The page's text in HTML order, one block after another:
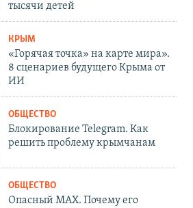
тысячи детей
КРЫМ
«Горячая точка» на карте мира».
8 сценариев будущего Крыма от
ИИ
ОБЩЕСТВО
Блокирование Telegram. Как
решить проблему крымчанам
ОБЩЕСТВО
Опасный MAX. Почему его